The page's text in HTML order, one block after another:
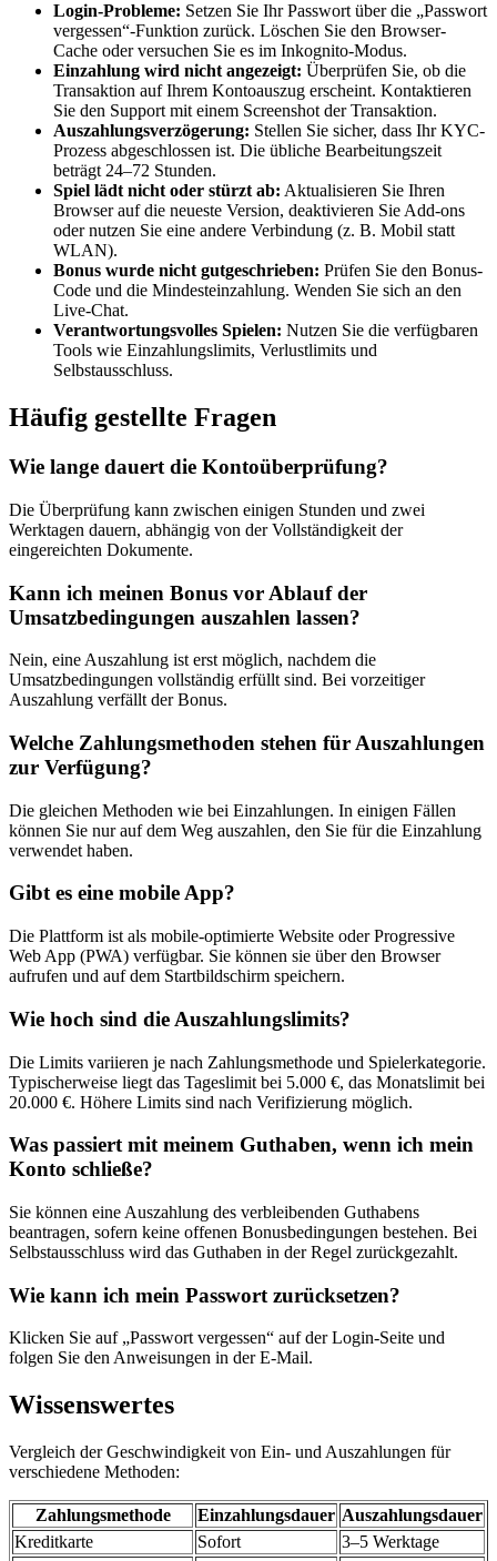
Login-Probleme: Setzen Sie Ihr Passwort über die „Passwort
vergessen“-Funktion zurück. Löschen Sie den Browser-
Cache oder versuchen Sie es im Inkognito-Modus.
Einzahlung wird nicht angezeigt: Überprüfen Sie, ob die
Transaktion auf Ihrem Kontoauszug erscheint. Kontaktieren
Sie den Support mit einem Screenshot der Transaktion.
Auszahlungsverzögerung: Stellen Sie sicher, dass Ihr KYC-
Prozess abgeschlossen ist. Die übliche Bearbeitungszeit
beträgt 24–72 Stunden.
Spiel lädt nicht oder stürzt ab: Aktualisieren Sie Ihren
Browser auf die neueste Version, deaktivieren Sie Add-ons
oder nutzen Sie eine andere Verbindung (z. B. Mobil statt
WLAN).
Bonus wurde nicht gutgeschrieben: Prüfen Sie den Bonus-
Code und die Mindesteinzahlung. Wenden Sie sich an den
Live-Chat.
Verantwortungsvolles Spielen: Nutzen Sie die verfügbaren
Tools wie Einzahlungslimits, Verlustlimits und
Selbstausschluss.
Häufig gestellte Fragen
Wie lange dauert die Kontoüberprüfung?
Die Überprüfung kann zwischen einigen Stunden und zwei
Werktagen dauern, abhängig von der Vollständigkeit der
eingereichten Dokumente.
Kann ich meinen Bonus vor Ablauf der
Umsatzbedingungen auszahlen lassen?
Nein, eine Auszahlung ist erst möglich, nachdem die
Umsatzbedingungen vollständig erfüllt sind. Bei vorzeitiger
Auszahlung verfällt der Bonus.
Welche Zahlungsmethoden stehen für Auszahlungen
zur Verfügung?
Die gleichen Methoden wie bei Einzahlungen. In einigen Fällen
können Sie nur auf dem Weg auszahlen, den Sie für die Einzahlung
verwendet haben.
Gibt es eine mobile App?
Die Plattform ist als mobile-optimierte Website oder Progressive
Web App (PWA) verfügbar. Sie können sie über den Browser
aufrufen und auf dem Startbildschirm speichern.
Wie hoch sind die Auszahlungslimits?
Die Limits variieren je nach Zahlungsmethode und Spielerkategorie.
Typischerweise liegt das Tageslimit bei 5.000 €, das Monatslimit bei
20.000 €. Höhere Limits sind nach Verifizierung möglich.
Was passiert mit meinem Guthaben, wenn ich mein
Konto schließe?
Sie können eine Auszahlung des verbleibenden Guthabens
beantragen, sofern keine offenen Bonusbedingungen bestehen. Bei
Selbstausschluss wird das Guthaben in der Regel zurückgezahlt.
Wie kann ich mein Passwort zurücksetzen?
Klicken Sie auf „Passwort vergessen“ auf der Login-Seite und
folgen Sie den Anweisungen in der E-Mail.
Wissenswertes
Vergleich der Geschwindigkeit von Ein- und Auszahlungen für
verschiedene Methoden:
Zahlungsmethode Einzahlungsdauer Auszahlungsdauer
Kreditkarte
Sofort
3–5 Werktage